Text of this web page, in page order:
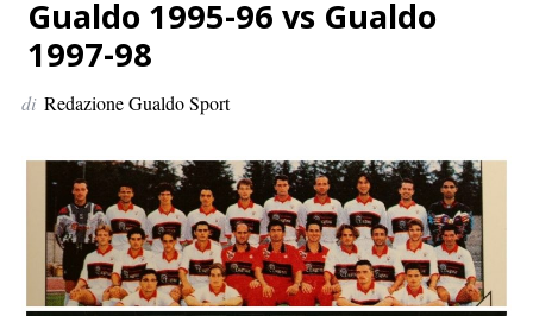
e
r
:
Gualdo 1995-96 vs Gualdo
1997-98
di Redazione Gualdo Sport